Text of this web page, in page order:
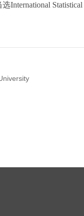
International Statistical